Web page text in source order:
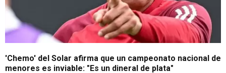
'Chemo' del Solar afirma que un campeonato nacional de
menores es inviable: "Es un dineral de plata"